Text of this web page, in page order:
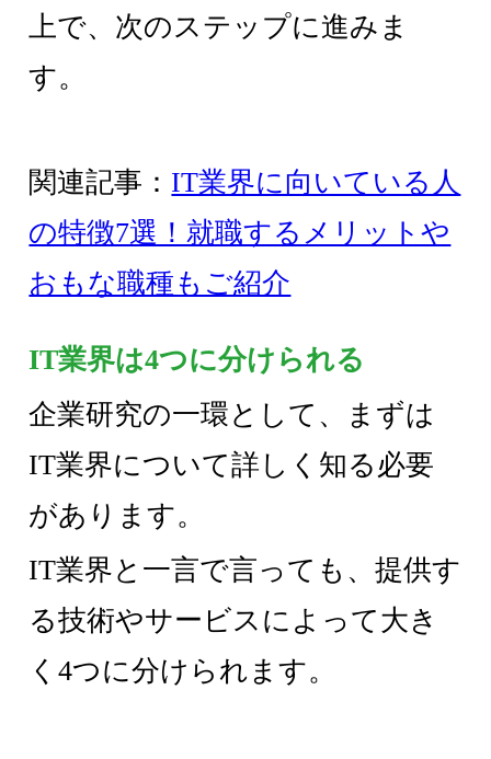
上で、次のステップに進みま
す。
関連記事： IT業界に向いている人
の特徴7選！就職するメリットや
おもな職種もご紹介
IT業界は4つに分けられる
企業研究の一環として、まずは
IT業界について詳しく知る必要
があります。
IT業界と一言で言っても、提供す
る技術やサービスによって大き
く4つに分けられます。